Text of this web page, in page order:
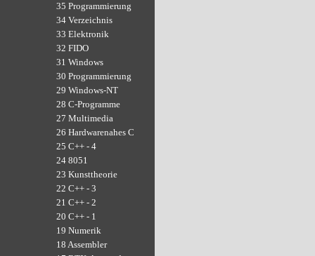
35 Programmierung
34 Verzeichnis
33 Elektronik
32 FIDO
31 Windows
30 Programmierung
29 Windows-NT
28 C-Programme
27 Multimedia
26 Hardwarenahes C
25 C++ - 4
24 8051
23 Kunsttheorie
22 C++ - 3
21 C++ - 2
20 C++ - 1
19 Numerik
18 Assembler